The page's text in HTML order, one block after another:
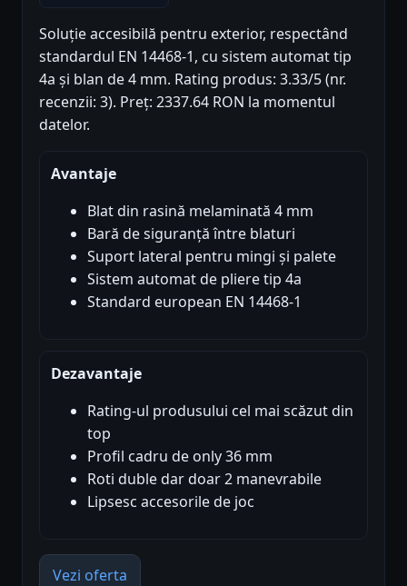
Soluție accesibilă pentru exterior, respectând
standardul EN 14468-1, cu sistem automat tip
4a și blan de 4 mm. Rating produs: 3.33/5 (nr.
recenzii: 3). Preț: 2337.64 RON la momentul
datelor.
Avantaje
Blat din rasină melaminată 4 mm
Bară de siguranță între blaturi
Suport lateral pentru mingi și palete
Sistem automat de pliere tip 4a
Standard european EN 14468-1
Dezavantaje
Rating-ul produsului cel mai scăzut din
top
Profil cadru de only 36 mm
Roti duble dar doar 2 manevrabile
Lipsesc accesorile de joc
Vezi oferta